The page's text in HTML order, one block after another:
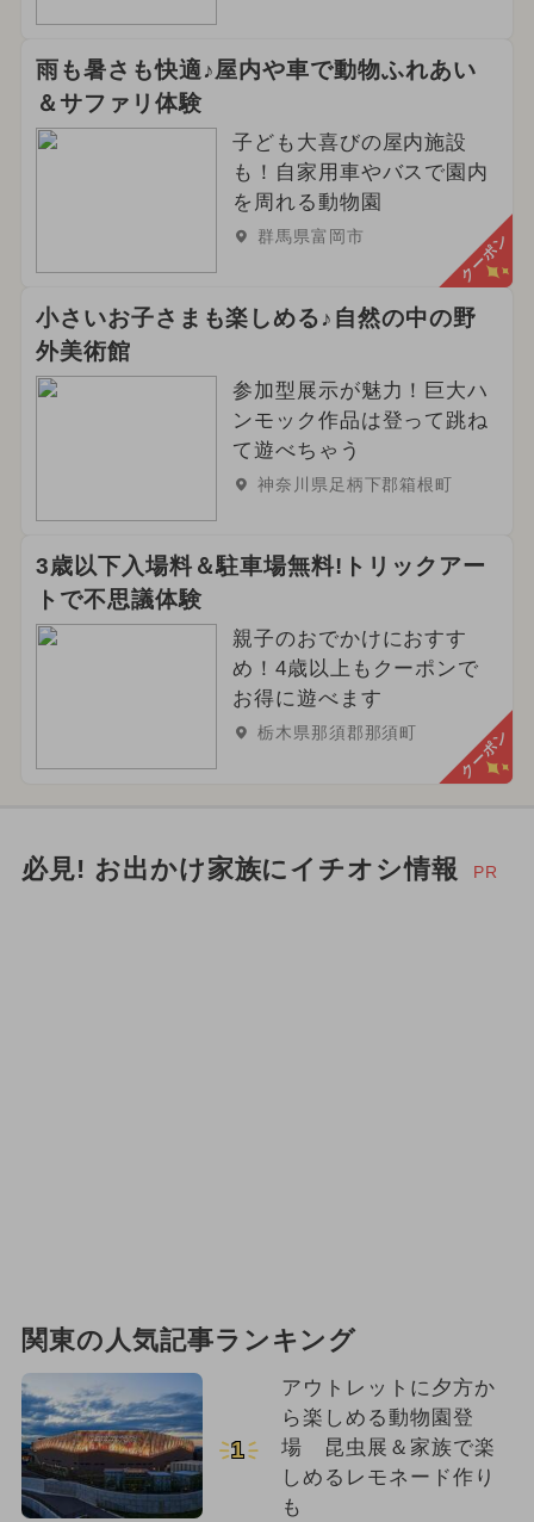
雨も暑さも快適♪屋内や車で動物ふれあい
＆サファリ体験
子ども大喜びの屋内施設
も！自家用車やバスで園内
を周れる動物園
群馬県富岡市 クーポン
小さいお子さまも楽しめる♪自然の中の野
外美術館
参加型展示が魅力！巨大ハ
ンモック作品は登って跳ね
て遊べちゃう
神奈川県足柄下郡箱根町
3歳以下入場料＆駐車場無料!トリックアー
トで不思議体験
親子のおでかけにおすす
め！4歳以上もクーポンで
お得に遊べます
栃木県那須郡那須町 クーポン
必見! お出かけ家族にイチオシ情報 PR
関東の人気記事ランキング
1
アウトレットに夕方か
ら楽しめる動物園登
場 昆虫展＆家族で楽
しめるレモネード作り
も